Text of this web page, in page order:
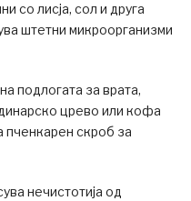
со лисја, сол и друга
штетни микроорганизми
подлогата за врата,
црево или кофа
пченкарен скроб за
нечистотија од